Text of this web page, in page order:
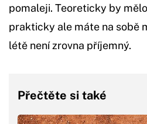
pomaleji. Teoreticky by
prakticky ale máte na sobě
létě není zrovna příjemný.
Přečtěte si také